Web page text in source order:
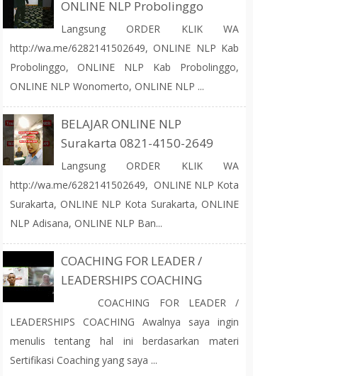
ONLINE NLP Probolinggo
Langsung ORDER KLIK WA
http://wa.me/6282141502649, ONLINE NLP Kab
Probolinggo, ONLINE NLP Kab Probolinggo,
ONLINE NLP Wonomerto, ONLINE NLP ...
BELAJAR ONLINE NLP
Surakarta 0821-4150-2649
Langsung ORDER KLIK WA
http://wa.me/6282141502649, ONLINE NLP Kota
Surakarta, ONLINE NLP Kota Surakarta, ONLINE
NLP Adisana, ONLINE NLP Ban...
COACHING FOR LEADER /
LEADERSHIPS COACHING
COACHING FOR LEADER /
LEADERSHIPS COACHING Awalnya saya ingin
menulis tentang hal ini berdasarkan materi
Sertifikasi Coaching yang saya ...